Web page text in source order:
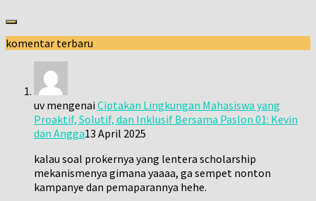
komentar terbaru
uvmengenai Ciptakan Lingkungan Mahasiswa yang
Proaktif, Solutif, dan Inklusif Bersama Paslon 01: Kevin
dan Angga13 April 2025
kalau soal prokernya yang lentera scholarship
mekanismenya gimana yaaaa, ga sempet nonton
kampanye dan pemaparannya hehe.